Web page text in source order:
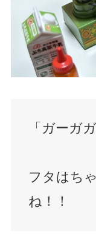
「ガーガ
フタはち
ね！！